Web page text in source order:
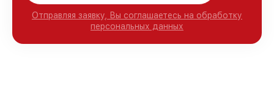
Отправляя заявку, Вы соглашаетесь на обработку
персональных данных